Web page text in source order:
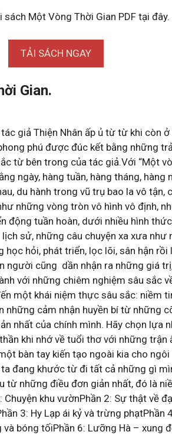
sách Một Vòng Thời Gian PDF tại đây.
TẢI SÁCH NGAY
Gian.
giả Thiện Nhân ấp ủ từ từ khi còn
phú được đúc kết bằng những
từ bên trong của tác giả.Với “Một
ngày, hàng tuần, hàng tháng, hàng
du hành trong vũ trụ bao la vô tận,
những vòng tròn vô hình vô định,
động tuần hoàn, dưới nhiều hình
sử, những câu chuyện xa xưa như
hỏi, phát triển, lọc lõi, sân hận rồi
người cũng dần nhận ra những giá
với những chiêm nghiệm sâu sắc
một khái niệm thực sâu sắc: niềm
những cảm nhận huyền bí từ những
nhất của chính mình. Hãy chọn lựa
khi nhớ về tuổi thơ với những trận
bàn tay kiến tạo ngoài kia cho
đang khước từ đi tất cả những gì
từ những điều đơn giản nhất, đó là
khu vườnPhần 2: Sự thật về
3: Hy Lạp ái kỷ và trừng phạtPhần
và bóng tốiPhần 6: Lưỡng Hà – xung